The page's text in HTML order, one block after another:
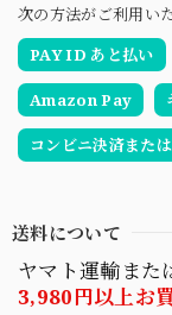
次の方法がご利用い
PAY ID あと払い
Amazon Pay
コンビニ決済また
送料について
ヤマト運輸また
3,980円以上お